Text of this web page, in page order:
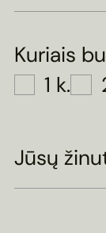
Kuriais
1 k.
Jūsų